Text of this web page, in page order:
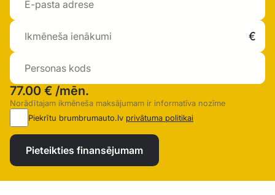
77.00 € /mēn.
Norādītajam ikmēneša maksājumam ir informatīva nozīme
Piekrītu brumbrumauto.lv privātuma politikai
Pieteikties finansējumam